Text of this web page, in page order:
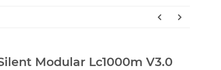
Modular Lc1000m V3.0